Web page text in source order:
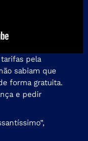
pela
sabiam que
forma gratuita.
e pedir